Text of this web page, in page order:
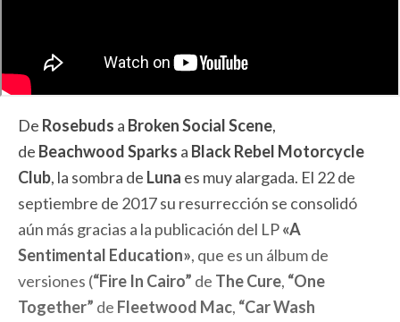
De Rosebuds a Broken Social Scene,
de Beachwood Sparks a Black Rebel Motorcycle
Club, la sombra de Luna es muy alargada. El 22 de
septiembre de 2017 su resurrección se consolidó
aún más gracias a la publicación del LP«A
Sentimental Education», que es un álbum de
versiones (“Fire In Cairo” de The Cure, “One
Together” de Fleetwood Mac, “Car Wash